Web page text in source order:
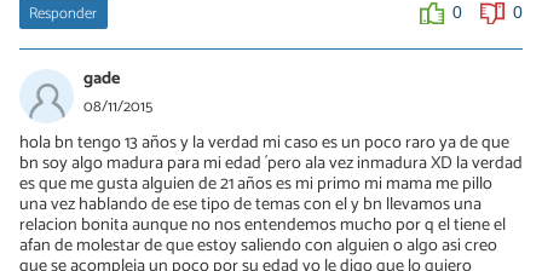
Responder 0 0
gade
08/11/2015
hola bn tengo 13 años y la verdad mi caso es un poco raro ya de que
bn soy algo madura para mi edad ´pero ala vez inmadura XD la verdad
es que me gusta alguien de 21 años es mi primo mi mama me pillo
una vez hablando de ese tipo de temas con el y bn llevamos una
relacion bonita aunque no nos entendemos mucho por q el tiene el
afan de molestar de que estoy saliendo con alguien o algo asi creo